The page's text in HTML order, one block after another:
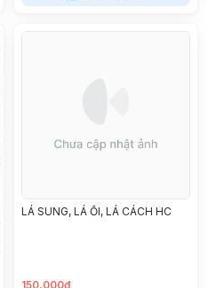
LÁ SUNG, LÁ ỔI, LÁ CÁCH HC
150.000đ